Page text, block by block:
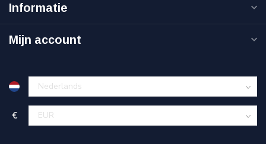
Informatie
Mijn account
€